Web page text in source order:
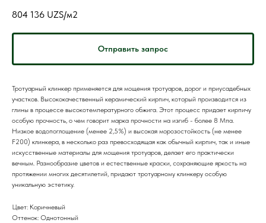
804 136 UZS/м2
Отправить запрос
Тротуарный клинкер применяется для мощения тротуаров, дорог и приусадебных
участков. Высококачественный керамический кирпич, который производится из
глины в процессе высокотемпературного обжига. Этот процесс придает кирпичу
особую прочность, о чем говорит марка прочности на изгиб - более 8 Мпа.
Низкое водопоглощение (менее 2,5%) и высокая морозостойкость (не менее
F200) клинкера, в несколько раз превосходящая как обычный кирпич, так и иные
искусственные материалы для мощения тротуаров, делает его практически
вечным. Разнообразие цветов и естественные краски, сохраняющие яркость на
протяжении многих десятилетий, придают тротуарному клинкеру особую
уникальную эстетику.
Цвет: Коричневый
Оттенок: Однотонный